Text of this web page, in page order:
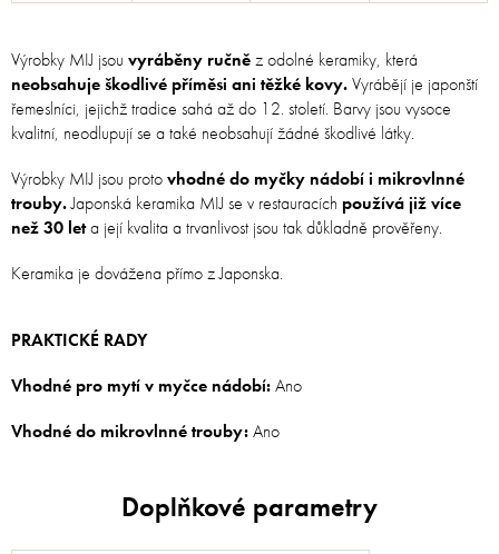
Výrobky MIJ jsou vyráběny ručněz odolné keramiky, která
neobsahuje škodlivé příměsi ani těžké kovy.Vyrábějí je japonští
řemeslníci, jejichž tradice sahá až do 12. století. Barvy jsou vysoce
kvalitní, neodlupují se a také neobsahují žádné škodlivé látky.
Výrobky MIJ jsou protovhodné do myčky nádobí i mikrovlnné
trouby.Japonská keramika MIJ se v restauracích používá již více
než 30 leta její kvalita a trvanlivost jsou tak důkladně prověřeny.
Keramika je dovážena přímo z Japonska.
PRAKTICKÉ RADY
Vhodné pro mytí v myčce nádobí:Ano
Vhodné do mikrovlnné trouby:Ano